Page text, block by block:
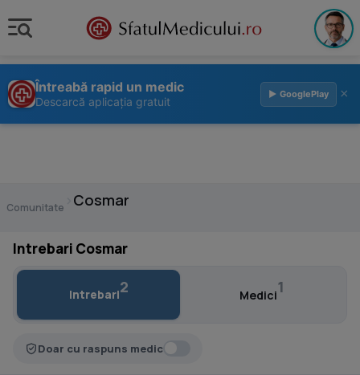
Întreabă rapid un medic
Descarcă aplicația gratuit
▶ GooglePlay ×
Comunitate Cosmar
Intrebari Cosmar
Intrebari2 Medici1
Doar cu raspuns medic